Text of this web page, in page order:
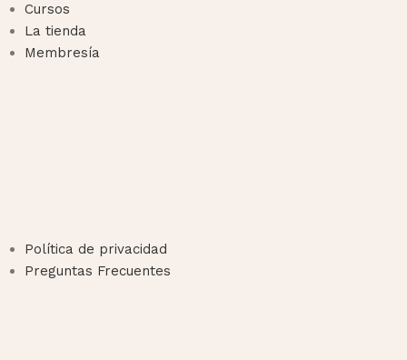
Cursos
La tienda
Membresía
Política de privacidad
Preguntas Frecuentes